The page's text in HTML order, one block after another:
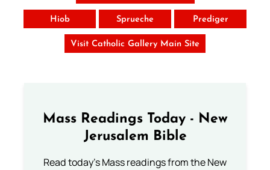
Hiob Sprueche Prediger
Visit Catholic Gallery Main Site
Mass Readings Today - New
Jerusalem Bible
Read today's Mass readings from the New